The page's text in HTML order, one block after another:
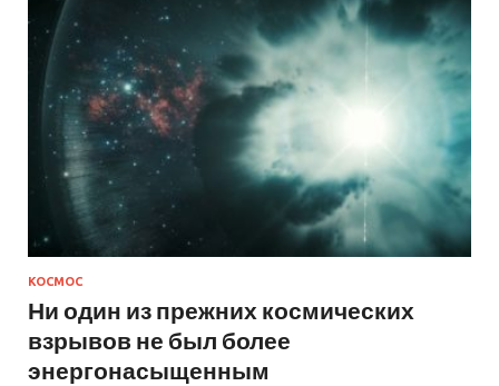
КОСМОС
Ни один из прежних космических
взрывов не был более
энергонасыщенным